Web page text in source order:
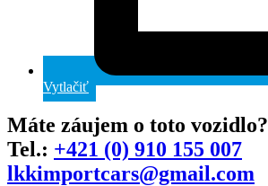
Vytlačiť
Máte záujem o toto vozidlo?
Tel.: +421 (0) 910 155 007
lkkimportcars@gmail.com